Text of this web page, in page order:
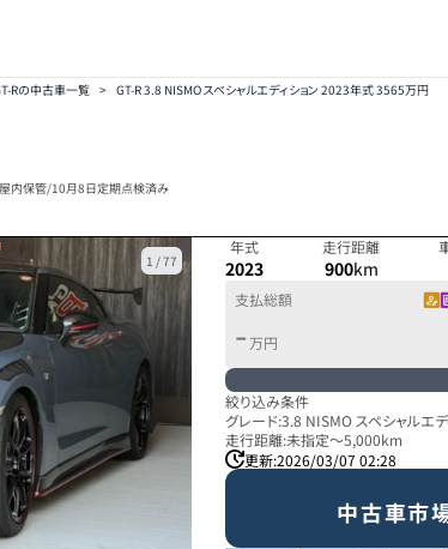
Rの中古車一覧 > GT-R 3.8 NISMO スペシャルエディション 2023年式 3565万円
屋内保管/10月8日定期点検済み
1 /77
年式
2023
走行距離
900km
支払総額
- 万円
絞り込み条件
グレード:3.8 NISMO スペシャルエデ
走行距離:未指定～5,000km
更新:2026/03/07 02:28
中古車市